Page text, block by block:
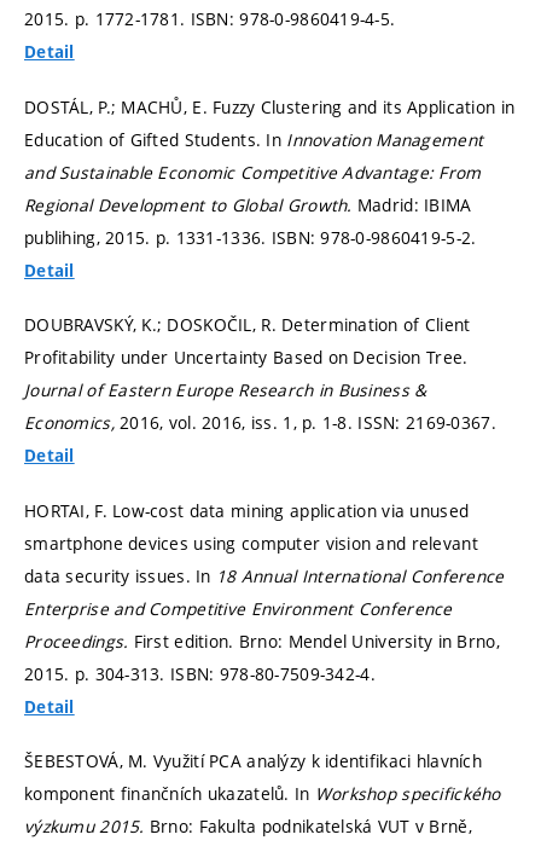
2015. p. 1772-1781. ISBN: 978-0-9860419-4-5.
Detail
DOSTÁL, P.; MACHŮ, E. Fuzzy Clustering and its Application in
Education of Gifted Students. In Innovation Management
and Sustainable Economic Competitive Advantage: From
Regional Development to Global Growth. Madrid: IBIMA
publihing, 2015. p. 1331-1336. ISBN: 978-0-9860419-5-2.
Detail
DOUBRAVSKÝ, K.; DOSKOČIL, R. Determination of Client
Profitability under Uncertainty Based on Decision Tree.
Journal of Eastern Europe Research in Business &
Economics,2016, vol. 2016, iss. 1, p. 1-8. ISSN: 2169-0367.
Detail
HORTAI, F. Low-cost data mining application via unused
smartphone devices using computer vision and relevant
data security issues. In 18 Annual International Conference
Enterprise and Competitive Environment Conference
Proceedings. First edition. Brno: Mendel University in Brno,
2015. p. 304-313. ISBN: 978-80-7509-342-4.
Detail
ŠEBESTOVÁ, M. Využití PCA analýzy k identifikaci hlavních
komponent finančních ukazatelů. In Workshop specifického
výzkumu 2015. Brno: Fakulta podnikatelská VUT v Brně,